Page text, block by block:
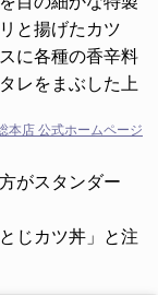
と揚げたカツ
に各種の香辛料
レをまぶした上
本店 公式ホームページ
がスタンダー
じカツ丼」と注